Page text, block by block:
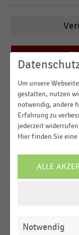
29Ergebnisse für
Einsatz
Handel
Einsatz
2025
2023
2021
2019
2017
Um unsere
gestalten, nutzen
notwendig, andere
Erfahrung zu
jederzeit
Hier finden Sie
ALLE
Notwendig